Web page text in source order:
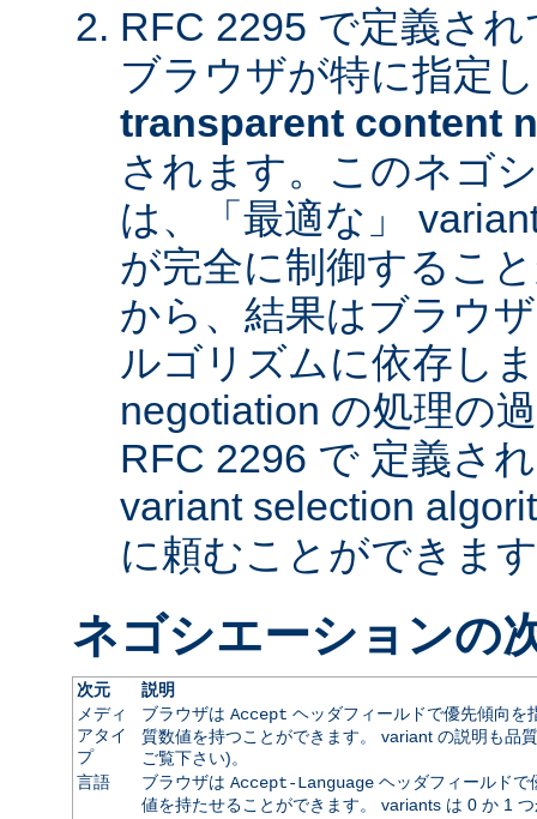
RFC 2295 で定義さ
ブラウザが特に指定
transparent content
されます。このネゴ
は、「最適な」
が完全に制御するこ
から、結果はブラウ
ルゴリズムに依存し
negotiation の処理の
RFC 2296 で 定義さ
variant selection
に頼むことができま
ネゴシエーションの
次元
説明
メディ
アタイ
プ
ブラウザは Accept ヘッダフィールドで優先傾向を
質数値を持つことができます。 variant の説明も品
ご覧下さい)。
言語
ブラウザは Accept-Languageヘッダフィールドで
値を持たせることができます。 variants は 0 か 1